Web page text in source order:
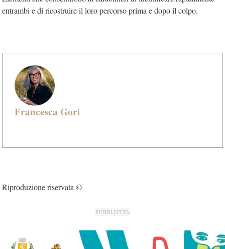
entrambi e di ricostruire il loro percorso prima e dopo il colpo.
Francesca Gori
Riproduzione riservata ©
PUBBLICITÀ